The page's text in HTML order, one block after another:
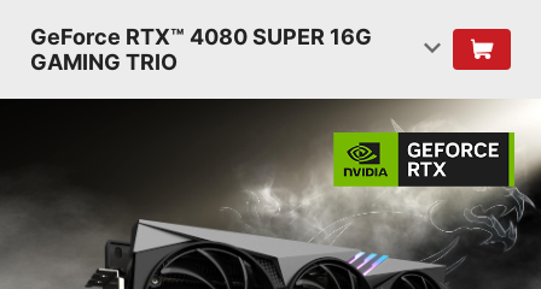
GeForce RTX™ 4080 SUPER 16G
GAMING TRIO